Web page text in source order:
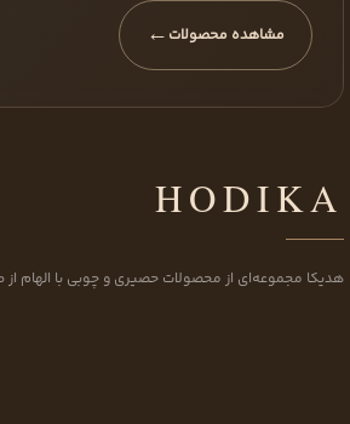
مشاهده محصولات ←
HODIKA
هدیکا مجموعه‌ای از محصولات حصیری و چوبی با الهام